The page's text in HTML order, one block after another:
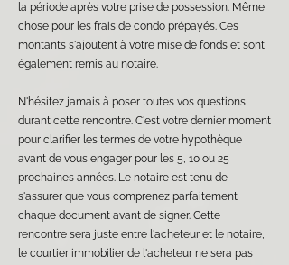
la période après votre prise de possession. Même
chose pour les frais de condo prépayés. Ces
montants s'ajoutent à votre mise de fonds et sont
également remis au notaire.
N'hésitez jamais à poser toutes vos questions
durant cette rencontre. C'est votre dernier moment
pour clarifier les termes de votre hypothèque
avant de vous engager pour les 5, 10 ou 25
prochaines années. Le notaire est tenu de
s'assurer que vous comprenez parfaitement
chaque document avant de signer. Cette
rencontre sera juste entre l'acheteur et le notaire,
le courtier immobilier de l'acheteur ne sera pas